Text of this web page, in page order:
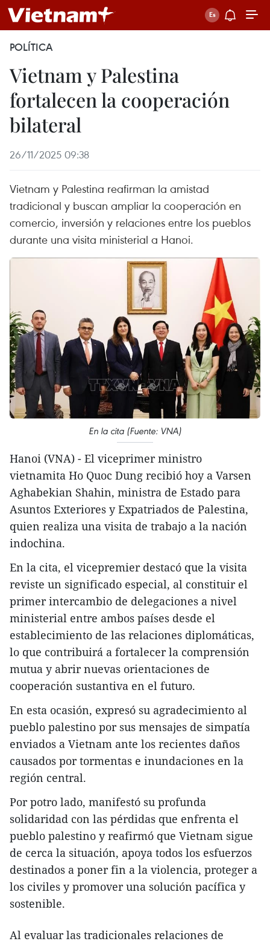
POLÍTICA
Vietnam y Palestina
fortalecen la cooperación
bilateral
26/11/2025 09:38
Vietnam y Palestina reafirman la amistad
tradicional y buscan ampliar la cooperación en
comercio, inversión y relaciones entre los pueblos
durante una visita ministerial a Hanoi.
En la cita (Fuente: VNA)
Hanoi (VNA) - El viceprimer ministro
vietnamita Ho Quoc Dung recibió hoy a Varsen
Aghabekian Shahin, ministra de Estado para
Asuntos Exteriores y Expatriados de Palestina,
quien realiza una visita de trabajo a la nación
indochina.
En la cita, el vicepremier destacó que la visita
reviste un significado especial, al constituir el
primer intercambio de delegaciones a nivel
ministerial entre ambos países desde el
establecimiento de las relaciones diplomáticas,
lo que contribuirá a fortalecer la comprensión
mutua y abrir nuevas orientaciones de
cooperación sustantiva en el futuro.
En esta ocasión, expresó su agradecimiento al
pueblo palestino por sus mensajes de simpatía
enviados a Vietnam ante los recientes daños
causados por tormentas e inundaciones en la
región central.
Por potro lado, manifestó su profunda
solidaridad con las pérdidas que enfrenta el
pueblo palestino y reafirmó que Vietnam sigue
de cerca la situación, apoya todos los esfuerzos
destinados a poner fin a la violencia, proteger a
los civiles y promover una solución pacífica y
sostenible.
Al evaluar las tradicionales relaciones de